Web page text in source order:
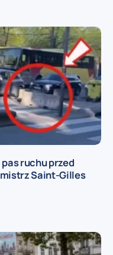
ruchu przed
Saint-Gilles